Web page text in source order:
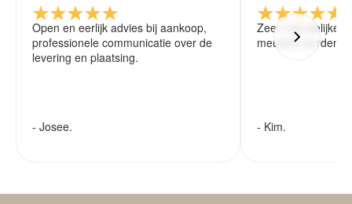
Open en eerlijk advies bij aankoop,
professionele communicatie over de
levering en plaatsing.
- Josee.
Zeer vriendelijke
meubels worden
- Kim.